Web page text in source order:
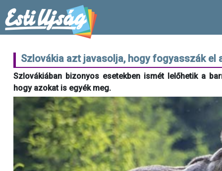
Szlovákia azt javasolja, hogy fogyasszák el
Szlovákiában bizonyos esetekben ismét lelőhetik a
hogy azokat is egyék meg.